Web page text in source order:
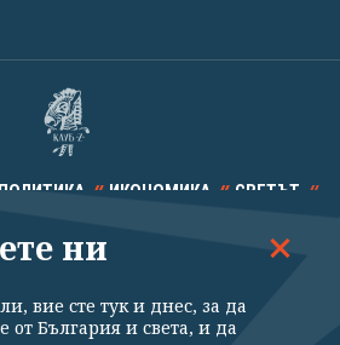
ПОЛИТИКА ИКОНОМИКА СВЕТЪТ
ТЕХНОЛОГИИ КАЛЕЙДОСКОП
ни
вие сте тук и днес, за да
от България и света, и да